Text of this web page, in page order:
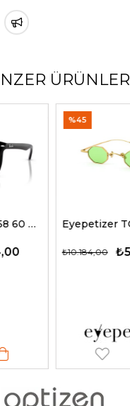
ÜRÜNLER
Eyepetizer TOMMY C4 09-23 G Erkek Güneş Gözlükleri
₺5.601,00